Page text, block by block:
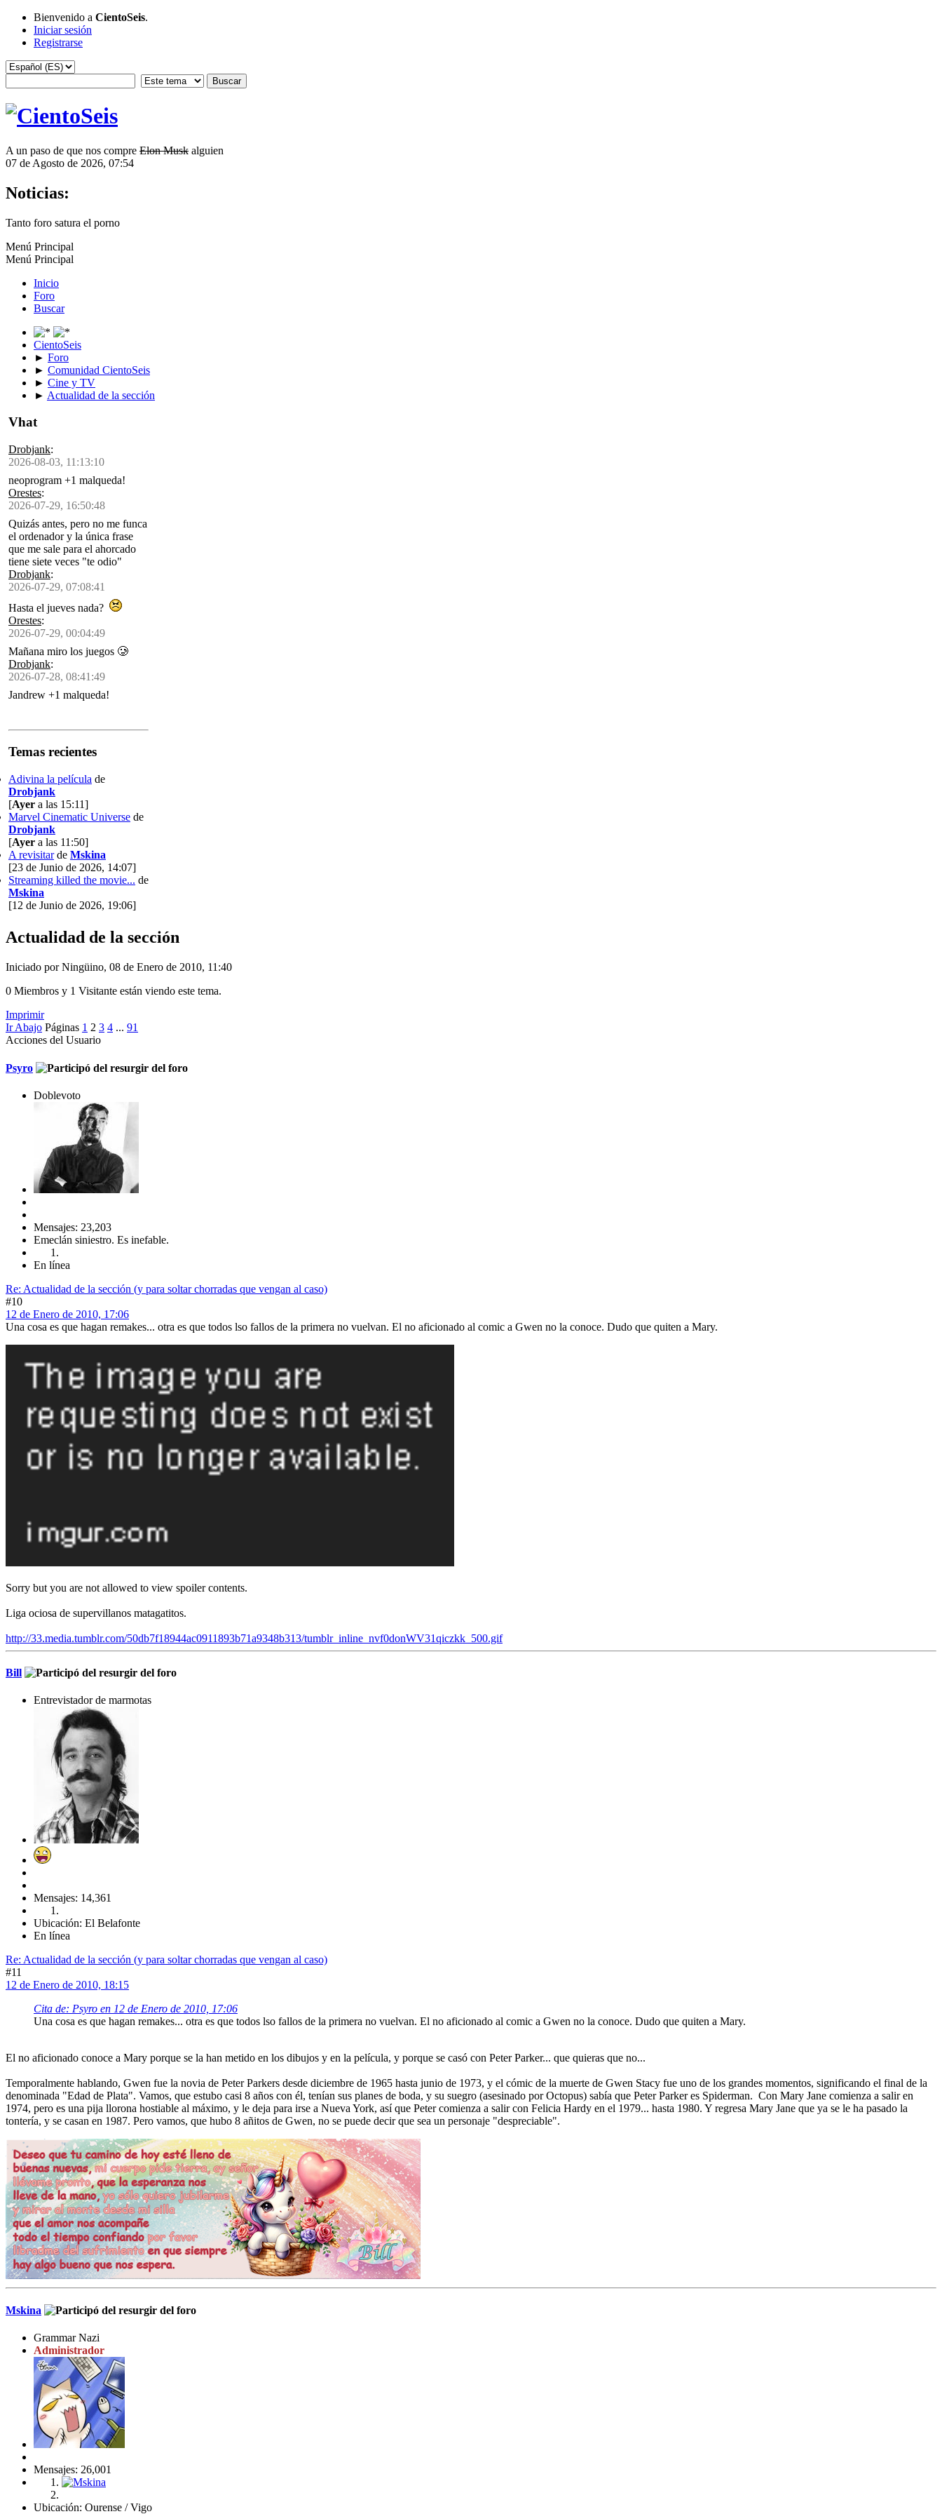
Bienvenido a CientoSeis.
Iniciar sesión
Registrarse
A un paso de que nos compre Elon Musk alguien
07 de Agosto de 2026, 07:54
Noticias:
Tanto foro satura el porno
Menú Principal
Menú Principal
Inicio
Foro
Buscar
CientoSeis
► Foro
► Comunidad CientoSeis
► Cine y TV
► Actualidad de la sección
Vhat
Drobjank:
2026-08-03, 11:13:10
neoprogram +1 malqueda!
Orestes:
2026-07-29, 16:50:48
Quizás antes, pero no me funca
el ordenador y la única frase
que me sale para el ahorcado
tiene siete veces "te odio"
Drobjank:
2026-07-29, 07:08:41
Hasta el jueves nada?
Orestes:
2026-07-29, 00:04:49
Mañana miro los juegos 🥲
Drobjank:
2026-07-28, 08:41:49
Jandrew +1 malqueda!
Temas recientes
Adivina la película de
Drobjank
[Ayer a las 15:11]
Marvel Cinematic Universe de
Drobjank
[Ayer a las 11:50]
A revisitarde Mskina
[23 de Junio de 2026, 14:07]
Streaming killed the movie... de
Mskina
[12 de Junio de 2026, 19:06]
Actualidad de la sección
Iniciado por Ningüino, 08 de Enero de 2010, 11:40
0 Miembros y 1 Visitante están viendo este tema.
Imprimir
Ir Abajo Páginas 1 2 3 4 ... 91
Acciones del Usuario
Psyro
Doblevoto
Mensajes: 23,203
Emeclán siniestro. Es inefable.
En línea
Re: Actualidad de la sección (y para soltar chorradas que vengan al caso)
#10
12 de Enero de 2010, 17:06
Una cosa es que hagan remakes... otra es que todos lso fallos de la primera no vuelvan. El no aficionado al comic a Gwen no la conoce. Dudo que quiten a Mary.
Sorry but you are not allowed to view spoiler contents.
Liga ociosa de supervillanos matagatitos.
http://33.media.tumblr.com/50db7f18944ac0911893b71a9348b313/tumblr_inline_nvf0donWV31qiczkk_500.gif
Bill
Entrevistador de marmotas
Mensajes: 14,361
Ubicación: El Belafonte
En línea
Re: Actualidad de la sección (y para soltar chorradas que vengan al caso)
#11
12 de Enero de 2010, 18:15
Cita de: Psyro en 12 de Enero de 2010, 17:06
Una cosa es que hagan remakes... otra es que todos lso fallos de la primera no vuelvan. El no aficionado al comic a Gwen no la conoce. Dudo que quiten a Mary.
El no aficionado conoce a Mary porque se la han metido en los dibujos y en la película, y porque se casó con Peter Parker... que quieras que no...
Temporalmente hablando, Gwen fue la novia de Peter Parkers desde diciembre de 1965 hasta junio de 1973, y el cómic de la muerte de Gwen Stacy fue uno de los grandes momentos, significando el final de la
denominada "Edad de Plata". Vamos, que estubo casi 8 años con él, tenían sus planes de boda, y su suegro (asesinado por Octopus) sabía que Peter Parker es Spiderman. Con Mary Jane comienza a salir en
1974, pero es una pija llorona hostiable al máximo, y le deja para irse a Nueva York, así que Peter comienza a salir con Felicia Hardy en el 1979... hasta 1980. Y regresa Mary Jane que ya se le ha pasado la
tontería, y se casan en 1987. Pero vamos, que hubo 8 añitos de Gwen, no se puede decir que sea un personaje "despreciable".
Mskina
Grammar Nazi
Administrador
Mensajes: 26,001
Ubicación: Ourense / Vigo